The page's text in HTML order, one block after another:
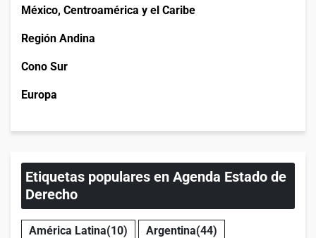
México, Centroamérica y el Caribe
Región Andina
Cono Sur
Europa
Etiquetas populares en Agenda Estado de
Derecho
América Latina(10) Argentina(44)